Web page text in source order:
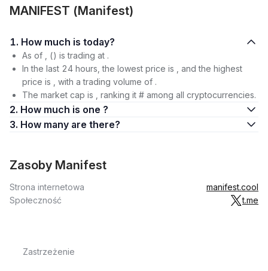
MANIFEST (Manifest)
1. How much is today?
As of , () is trading at .
In the last 24 hours, the lowest price is , and the highest
price is , with a trading volume of .
The market cap is , ranking it # among all cryptocurrencies.
2. How much is one ?
3. How many are there?
Zasoby Manifest
Strona internetowa
manifest.cool
Społeczność
t.me
Zastrzeżenie